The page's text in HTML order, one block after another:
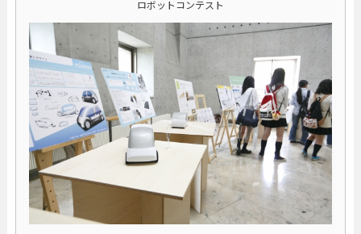
ロボットコンテスト